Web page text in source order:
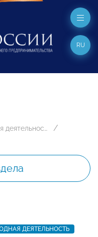
RU
Международная деятельность
ДЕЯТЕЛЬНОСТЬ